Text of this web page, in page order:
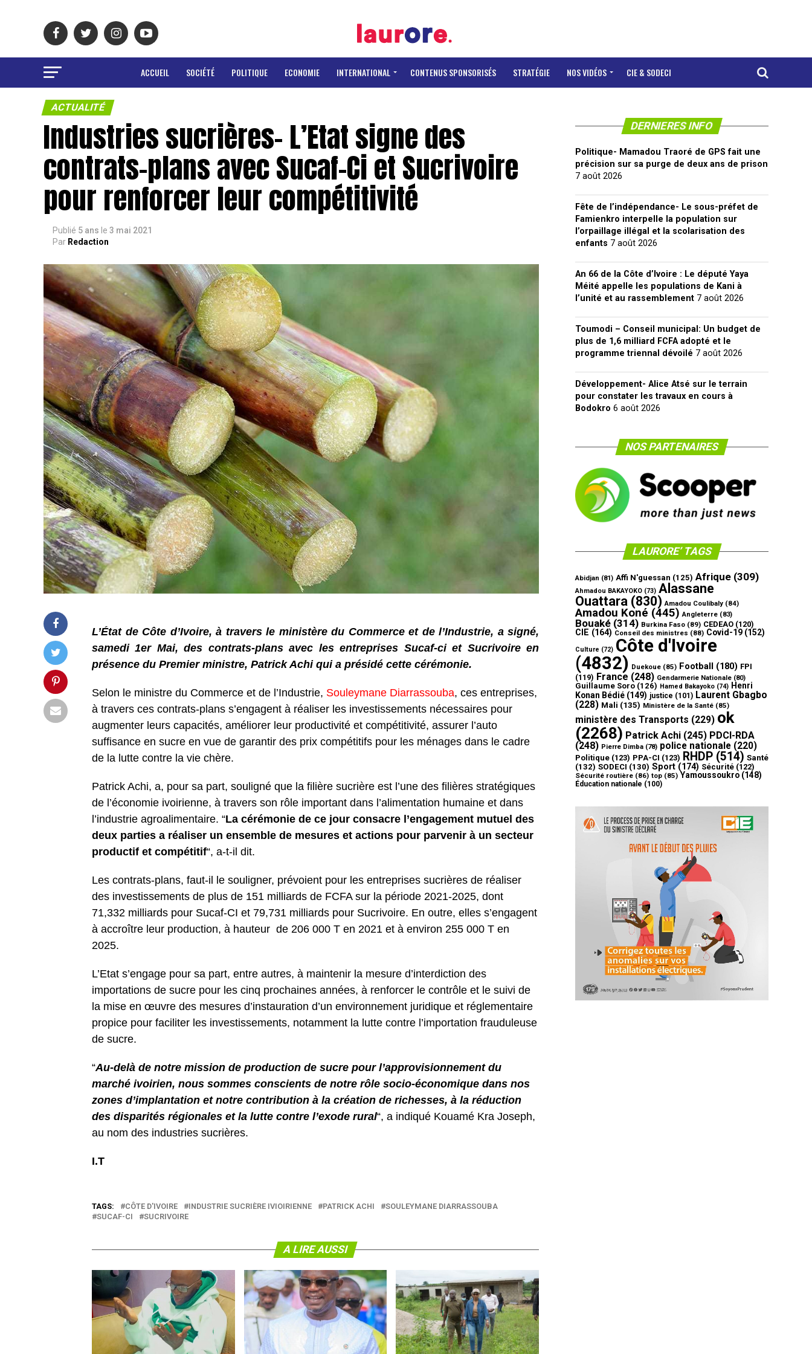
ACCUEIL SOCIÉTÉ POLITIQUE ECONOMIE INTERNATIONAL CONTENUS SPONSORISÉS STRATÉGIE NOS VIDÉOS CIE & SODECI
ACTUALITÉ
Industries sucrières- L’Etat signe des
contrats-plans avec Sucaf-Ci et Sucrivoire
pour renforcer leur compétitivité
Publié 5 ans le 3 mai 2021
Par Redaction
L’État de Côte d’Ivoire, à travers le ministère du Commerce et de l’Industrie, a signé,
samedi 1er Mai, des contrats-plans avec les entreprises Sucaf-ci et Sucrivoire en
présence du Premier ministre, Patrick Achi qui a présidé cette cérémonie.
Selon le ministre du Commerce et de l’Industrie, Souleymane Diarrassouba, ces entreprises,
à travers ces contrats-plans s’engagent à réaliser les investissements nécessaires pour
augmenter leurs capacités, améliorer leur productivité et compétitivité, assurer l’auto
suffisance en sucre en vue de garantir des prix compétitifs pour les ménages dans le cadre
de la lutte contre la vie chère.
Patrick Achi, a, pour sa part, souligné que la filière sucrière est l’une des filières stratégiques
de l’économie ivoirienne, à travers son rôle important dans l’alimentation humaine et dans
l’industrie agroalimentaire. “La cérémonie de ce jour consacre l’engagement mutuel des
deux parties a réaliser un ensemble de mesures et actions pour parvenir à un secteur
productif et compétitif“, a-t-il dit.
Les contrats-plans, faut-il le souligner, prévoient pour les entreprises sucrières de réaliser
des investissements de plus de 151 milliards de FCFA sur la période 2021-2025, dont
71,332 milliards pour Sucaf-CI et 79,731 milliards pour Sucrivoire. En outre, elles s’engagent
à accroître leur production, à hauteur de 206 000 T en 2021 et à environ 255 000 T en
2025.
L’Etat s’engage pour sa part, entre autres, à maintenir la mesure d’interdiction des
importations de sucre pour les cinq prochaines années, à renforcer le contrôle et le suivi de
la mise en œuvre des mesures d’instauration d’un environnement juridique et réglementaire
propice pour faciliter les investissements, notamment la lutte contre l’importation frauduleuse
de sucre.
“Au-delà de notre mission de production de sucre pour l’approvisionnement du
marché ivoirien, nous sommes conscients de notre rôle socio-économique dans nos
zones d’implantation et notre contribution à la création de richesses, à la réduction
des disparités régionales et la lutte contre l’exode rural“, a indiqué Kouamé Kra Joseph,
au nom des industries sucrières.
I.T
TAGS: CÔTE D'IVOIRE INDUSTRIE SUCRIÈRE IVIOIRIENNE PATRICK ACHI
SOULEYMANE DIARRASSOUBA
SUCAF-CI
SUCRIVOIRE
A LIRE AUSSI
DERNIERES INFO
Politique- Mamadou Traoré de GPS fait une
précision sur sa purge de deux ans de prison
7 août 2026
Fête de l’indépendance- Le sous-préfet de
Famienkro interpelle la population sur
l’orpaillage illégal et la scolarisation des
enfants 7 août 2026
An 66 de la Côte d’Ivoire : Le député Yaya
Méité appelle les populations de Kani à
l’unité et au rassemblement 7 août 2026
Toumodi – Conseil municipal: Un budget de
plus de 1,6 milliard FCFA adopté et le
programme triennal dévoilé 7 août 2026
Développement- Alice Atsé sur le terrain
pour constater les travaux en cours à
Bodokro 6 août 2026
NOS PARTENAIRES
LAURORE’ TAGS
Abidjan (81) Affi N'guessan (125) Afrique (309)
Ahmadou BAKAYOKO (73) Alassane
Ouattara (830) Amadou Coulibaly (84)
Amadou Koné (445) Angleterre (83)
Bouaké (314) Burkina Faso (89) CEDEAO (120)
CIE (164) Conseil des ministres (88) Covid-19 (152)
Culture (72) Côte d'Ivoire
(4832) Duekoue (85) Football (180) FPI
(119) France (248) Gendarmerie Nationale (80)
Guillaume Soro (126) Hamed Bakayoko (74) Henri
Konan Bédié (149) justice (101) Laurent Gbagbo
(228) Mali (135) Ministère de la Santé (85)
ministère des Transports (229) ok
(2268) Patrick Achi (245) PDCI-RDA
(248) Pierre Dimba (78) police nationale (220)
Politique (123) PPA-CI (123) RHDP (514) Santé
(132) SODECI (130) Sport (174) Sécurité (122)
Sécurité routière (86) top (85) Yamoussoukro (148)
Éducation nationale (100)